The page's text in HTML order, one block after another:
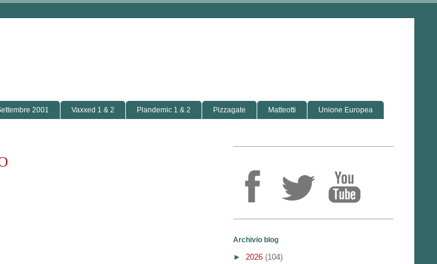
2001 Vaxxed 1 & 2 Plandemic 1 & 2 Pizzagate Matteotti Unione Europea
Archivio blog
► 2026 (104)